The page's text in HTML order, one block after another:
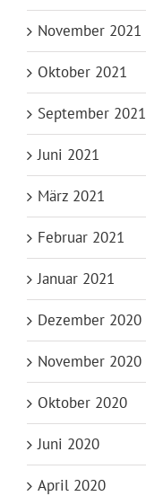
November 2021
Oktober 2021
September 2021
Juni 2021
März 2021
Februar 2021
Januar 2021
Dezember 2020
November 2020
Oktober 2020
Juni 2020
April 2020